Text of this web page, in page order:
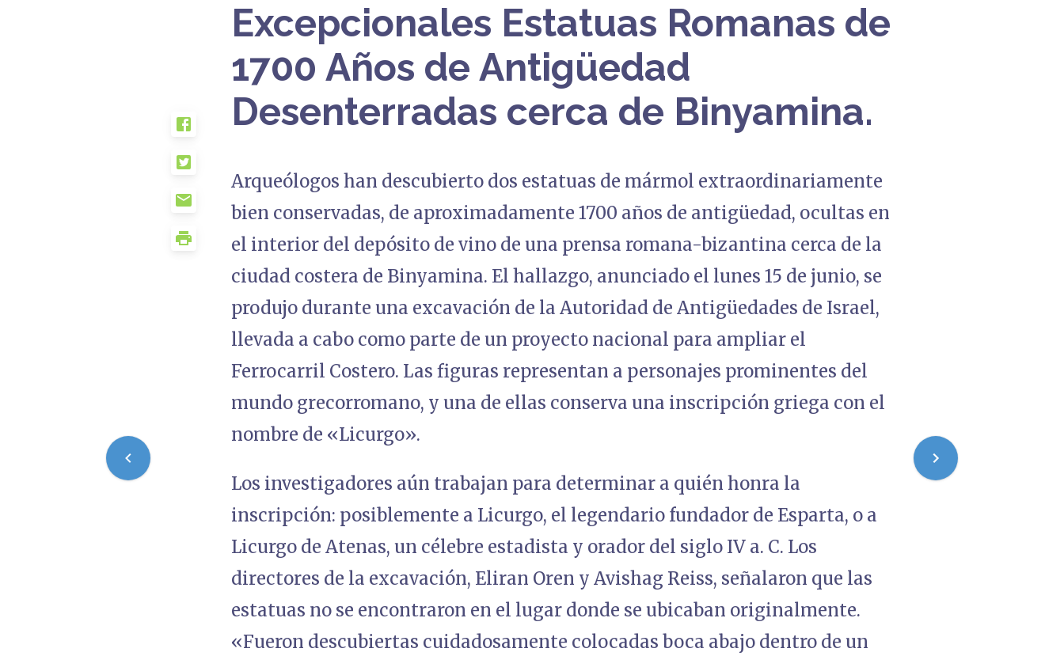
Excepcionales Estatuas Romanas de
1700 Años de Antigüedad
Desenterradas cerca de Binyamina.
Arqueólogos han descubierto dos estatuas de mármol extraordinariamente
bien conservadas, de aproximadamente 1700 años de antigüedad, ocultas en
el interior del depósito de vino de una prensa romana-bizantina cerca de la
ciudad costera de Binyamina. El hallazgo, anunciado el lunes 15 de junio, se
produjo durante una excavación de la Autoridad de Antigüedades de Israel,
llevada a cabo como parte de un proyecto nacional para ampliar el
Ferrocarril Costero. Las figuras representan a personajes prominentes del
mundo grecorromano, y una de ellas conserva una inscripción griega con el
nombre de «Licurgo».
Los investigadores aún trabajan para determinar a quién honra la
inscripción: posiblemente a Licurgo, el legendario fundador de Esparta, o a
Licurgo de Atenas, un célebre estadista y orador del siglo IV a. C. Los
directores de la excavación, Eliran Oren y Avishag Reiss, señalaron que las
estatuas no se encontraron en el lugar donde se ubicaban originalmente.
«Fueron descubiertas cuidadosamente colocadas boca abajo dentro de un